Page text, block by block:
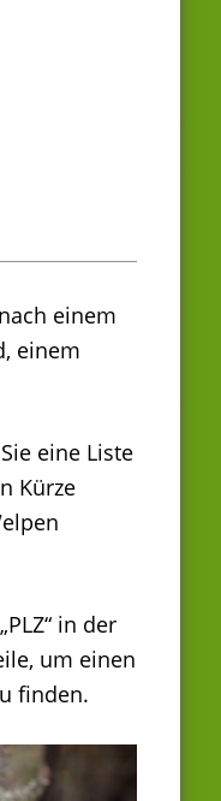
einem
einem
eine Liste
Kürze
in der
um einen
finden.